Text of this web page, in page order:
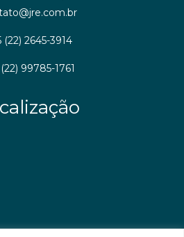
(22) 2645-3914
99785-1761